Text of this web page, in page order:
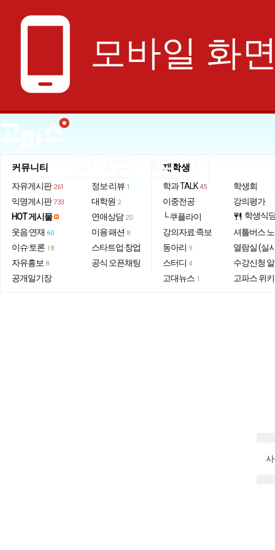
phone_android 모바일 화
으로 보기
커뮤니티
자유게시판 261
익명게시판 733
HOT 게시물
웃음·연재 60
이슈·토론 18
자유홍보 8
공개일기장
정보·리뷰 1
대학원 2
연애상담 20
미용·패션 8
스타트업·창업
공식 오픈채팅
재학생
학과 TALK 45
이중전공
└ 쿠플라이
강의자료·족보
동아리 9
스터디 4
고대뉴스 1
학생회
강의평가
restaurant 학생식
셔틀버스
열람실 (실
수강신청
고파스 위키